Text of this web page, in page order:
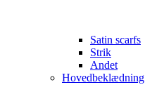
Satin scarfs
Strik
Andet
Hovedbeklædning